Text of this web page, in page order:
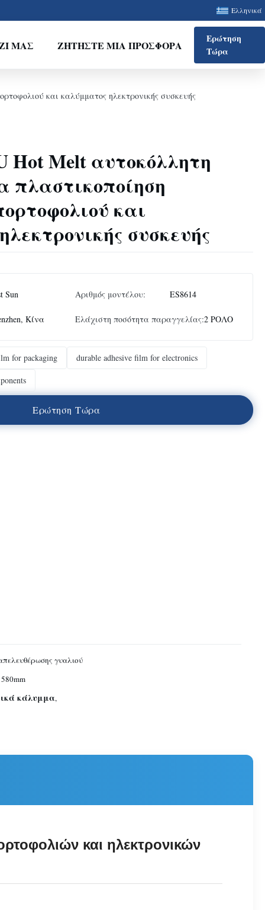
Ελληνικά
ΜΑΣ ΖΗΤΉΣΤΕ ΜΙΑ ΠΡΟΣΦΟΡΆ
Ερώτηση
Τώρα
και καλύμματος ηλεκτρονικής συσκευής
Hot Melt αυτοκόλλητη
πλαστικοποίηση
και
συσκευής
Sun Αριθμός μοντέλου: ES8614
Κίνα Ελάχιστη ποσότητα παραγγελίας:2 ΡΟΛΟ
for packaging
durable adhesive film for electronics
Ερώτηση Τώρα
γυαλιού
κάλυμμα,
και ηλεκτρονικών